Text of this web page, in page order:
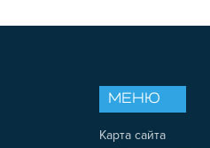
МЕНЮ
Карта сайта